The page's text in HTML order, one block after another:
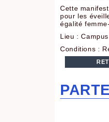
Cette
pour les
égalité
Lieu :
Conditions :